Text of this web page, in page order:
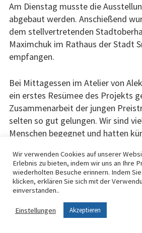
Am Dienstag musste die
abgebaut werden. Anschießend
dem stellvertretenden
Maximchuk im Rathaus der Stadt
empfangen.
Bei Mittagessen im Atelier von
ein erstes Resümee des Projekts
Zusammenarbeit der jungen
selten so gut gelungen. Wir sind
Menschen begegnet und hatten
Es sind unzählige Skizzen
Teilnehmer/innen benötigt noch
Wir verwenden Cookies auf unserer
Erlebnis zu bieten, indem wir uns an Ihre
wiederholten Besuche erinnern. Indem
klicken, erklären Sie sich mit der
einverstanden..
Einstellungen Akzeptieren